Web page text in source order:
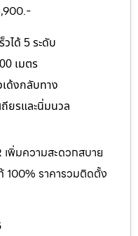
ได้ 5 ระดับ
เมตร
ด้งกลับทาง
ยรและนิ่มนวล
เพิ่มความสะดวกสบาย
100% ราคารวมติดตั้ง